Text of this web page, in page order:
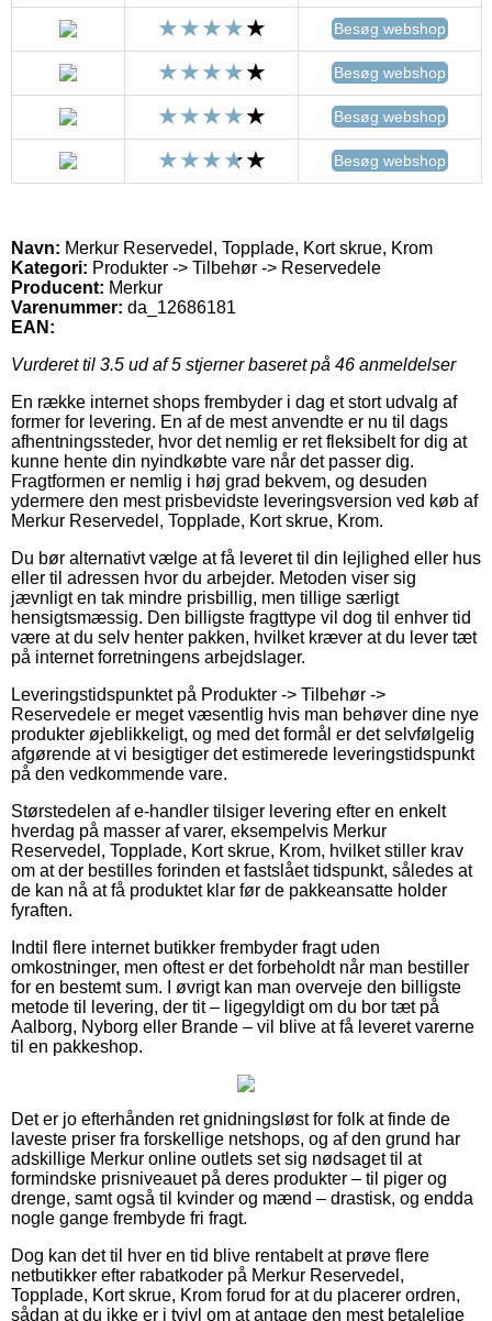
Besøg webshop
Besøg webshop
Besøg webshop
Besøg webshop
Navn: Merkur Reservedel, Topplade, Kort skrue, Krom
Kategori: Produkter -> Tilbehør -> Reservedele
Producent: Merkur
Varenummer: da_12686181
EAN:
Vurderet til 3.5 ud af 5 stjerner baseret på 46 anmeldelser
En række internet shops frembyder i dag et stort udvalg af
former for levering. En af de mest anvendte er nu til dags
afhentningssteder, hvor det nemlig er ret fleksibelt for dig at
kunne hente din nyindkøbte vare når det passer dig.
Fragtformen er nemlig i høj grad bekvem, og desuden
ydermere den mest prisbevidste leveringsversion ved køb af
Merkur Reservedel, Topplade, Kort skrue, Krom.
Du bør alternativt vælge at få leveret til din lejlighed eller hus
eller til adressen hvor du arbejder. Metoden viser sig
jævnligt en tak mindre prisbillig, men tillige særligt
hensigtsmæssig. Den billigste fragttype vil dog til enhver tid
være at du selv henter pakken, hvilket kræver at du lever tæt
på internet forretningens arbejdslager.
Leveringstidspunktet på Produkter -> Tilbehør ->
Reservedele er meget væsentlig hvis man behøver dine nye
produkter øjeblikkeligt, og med det formål er det selvfølgelig
afgørende at vi besigtiger det estimerede leveringstidspunkt
på den vedkommende vare.
Størstedelen af e-handler tilsiger levering efter en enkelt
hverdag på masser af varer, eksempelvis Merkur
Reservedel, Topplade, Kort skrue, Krom, hvilket stiller krav
om at der bestilles forinden et fastslået tidspunkt, således at
de kan nå at få produktet klar før de pakkeansatte holder
fyraften.
Indtil flere internet butikker frembyder fragt uden
omkostninger, men oftest er det forbeholdt når man bestiller
for en bestemt sum. I øvrigt kan man overveje den billigste
metode til levering, der tit – ligegyldigt om du bor tæt på
Aalborg, Nyborg eller Brande – vil blive at få leveret varerne
til en pakkeshop.
Det er jo efterhånden ret gnidningsløst for folk at finde de
laveste priser fra forskellige netshops, og af den grund har
adskillige Merkur online outlets set sig nødsaget til at
formindske prisniveauet på deres produkter – til piger og
drenge, samt også til kvinder og mænd – drastisk, og endda
nogle gange frembyde fri fragt.
Dog kan det til hver en tid blive rentabelt at prøve flere
netbutikker efter rabatkoder på Merkur Reservedel,
Topplade, Kort skrue, Krom forud for at du placerer ordren,
sådan at du ikke er i tvivl om at antage den mest betalelige